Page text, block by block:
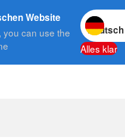
Website
you can use the
Sprache
Alles klar
Suche